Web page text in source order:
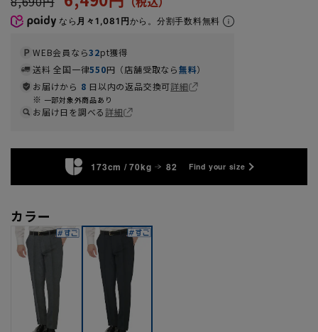
なら 月々1,081円から。分割手数料無料
WEB会員なら32pt獲得
送料 全国一律550円（店舗受取なら無料）
お届けから 8 日以内の返品交換可詳細
一部対象外商品あり
お届け日を調べる詳細
173cm / 70kg 82 Find your size
カラー